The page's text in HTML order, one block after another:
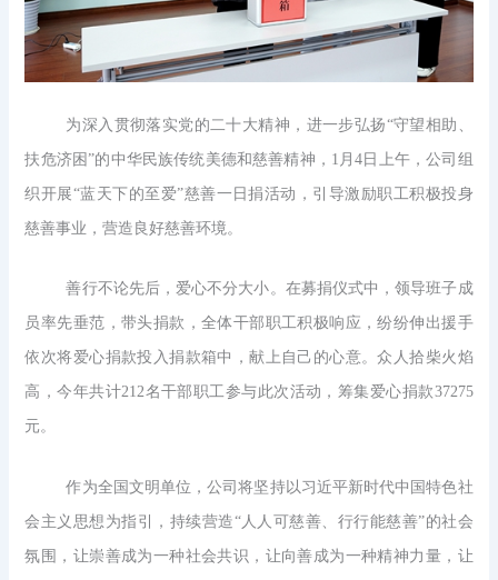
为深入贯彻落实党的二十大精神，进一步弘扬“守望相助、
扶危济困”的中华民族传统美德和慈善精神，1月4日上午，公司组
织开展“蓝天下的至爱”慈善一日捐活动，引导激励职工积极投身
慈善事业，营造良好慈善环境。
善行不论先后，爱心不分大小。在募捐仪式中，领导班子成
员率先垂范，带头捐款，全体干部职工积极响应，纷纷伸出援手
依次将爱心捐款投入捐款箱中，献上自己的心意。众人拾柴火焰
高，今年共计212名干部职工参与此次活动，筹集爱心捐款37275
元。
作为全国文明单位，公司将坚持以习近平新时代中国特色社
会主义思想为指引，持续营造“人人可慈善、行行能慈善”的社会
氛围，让崇善成为一种社会共识，让向善成为一种精神力量，让